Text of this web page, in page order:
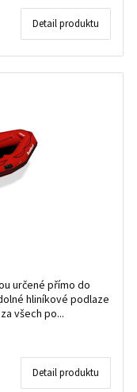
Detail produktu
určené přímo do
hliníkové podlaze
všech po...
Detail produktu